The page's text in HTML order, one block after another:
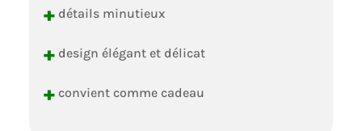
+détails minutieux
+design élégant et délicat
+convient comme cadeau